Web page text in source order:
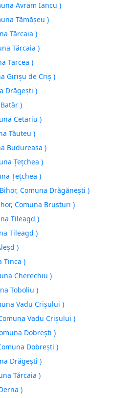
Avram Iancu )
Tãmãşeu )
Tărcaia )
Tărcaia )
Tarcea )
Girişu de Criş )
Drăgeşti )
)
Cetariu )
Tăuteu )
Budureasa )
Ţeţchea )
Ţeţchea )
Comuna Drăgăneşti )
Comuna Brusturi )
Tileagd )
Tileagd )
)
Tinca )
Cherechiu )
Toboliu )
Vadu Crişului )
Vadu Crişului )
Dobreşti )
Dobreşti )
Drăgeşti )
Tărcaia )
)